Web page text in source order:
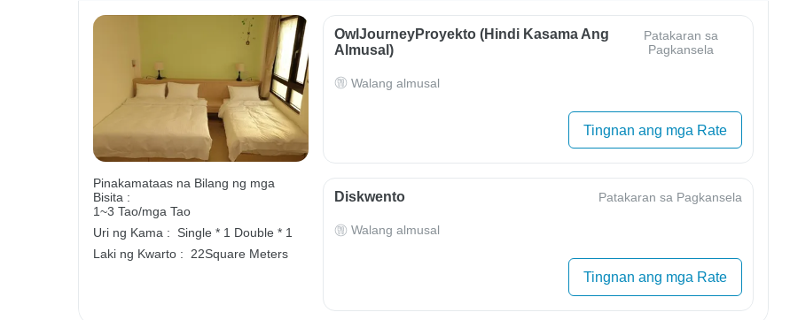
Pinakamataas na Bilang ng mga
Bisita :
1~3 Tao/mga Tao
Uri ng Kama :
Single * 1 Double * 1
Laki ng Kwarto :
22Square Meters
OwlJourneyProyekto (Hindi Kasama Ang
Almusal)
Patakaran sa
Pagkansela
Walang almusal
Tingnan ang mga Rate
Diskwento Patakaran sa Pagkansela
Walang almusal
Tingnan ang mga Rate